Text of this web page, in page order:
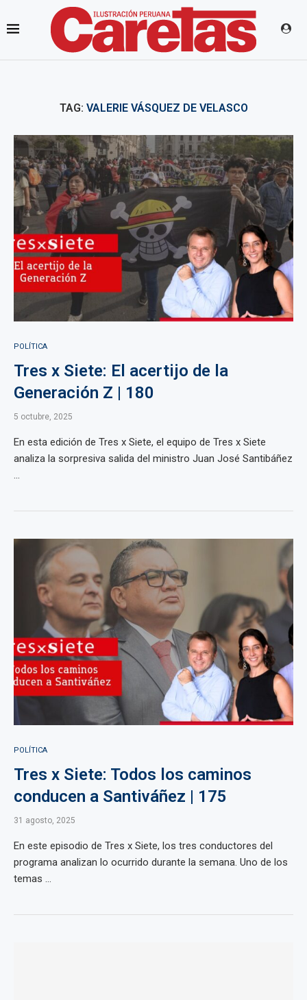
TAG: VALERIE VÁSQUEZ DE VELASCO
POLÍTICA
Tres x Siete: El acertijo de la
Generación Z | 180
5 octubre, 2025
En esta edición de Tres x Siete, el equipo de Tres x Siete
analiza la sorpresiva salida del ministro Juan José Santibáñez
...
POLÍTICA
Tres x Siete: Todos los caminos
conducen a Santiváñez | 175
31 agosto, 2025
En este episodio de Tres x Siete, los tres conductores del
programa analizan lo ocurrido durante la semana. Uno de los
temas ...